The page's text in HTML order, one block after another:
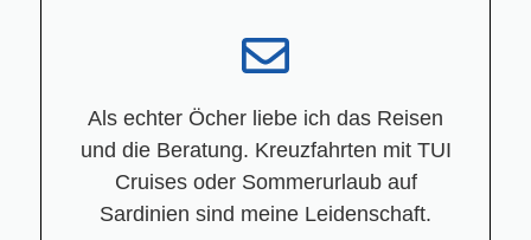
Als echter Öcher liebe ich das Reisen
und die Beratung. Kreuzfahrten mit TUI
Cruises oder Sommerurlaub auf
Sardinien sind meine Leidenschaft.